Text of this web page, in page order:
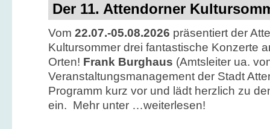
Der 11. Attendorner
Vom 22.07.-05.08.2026 präsentiert der
Kultursommer drei fantastische Konzerte
Orten! Frank Burghaus (Amtsleiter ua.
Veranstaltungsmanagement der Stadt
Programm kurz vor und lädt herzlich zu
ein. Mehr unter …weiterlesen!